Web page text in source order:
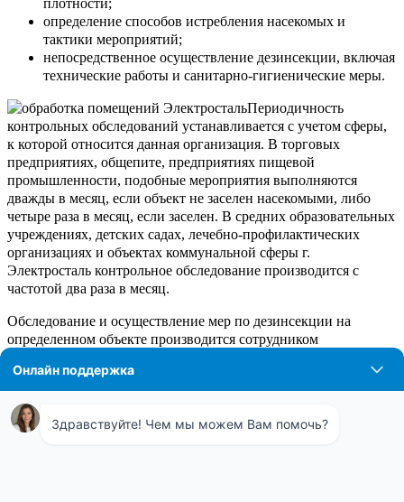
определение способов истребления насекомых и
тактики мероприятий;
непосредственное осуществление дезинсекции, включая
технические работы и санитарно-гигиенические меры.
Периодичность
контрольных обследований устанавливается с учетом сферы,
к которой относится данная организация. В торговых
предприятиях, общепите, предприятиях пищевой
промышленности, подобные мероприятия выполняются
дважды в месяц, если объект не заселен насекомыми, либо
четыре раза в месяц, если заселен. В средних образовательных
учреждениях, детских садах, лечебно-профилактических
организациях и объектах коммунальной сферы г.
Электросталь контрольное обследование производится с
частотой два раза в месяц.
Обследование и осуществление мер по дезинсекции на
определенном объекте производится сотрудником
функцией или организацией, которая оказывает услуги по
дезинсекции в г. Электросталь. До осуществления
дезинсекции необходимо известить руководство объекта о
сроках их выполнения, используемых средствах и мерах